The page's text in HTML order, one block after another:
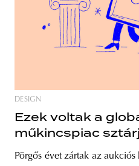
DESIGN
Ezek voltak a
műkincspiac
Pörgős évet zártak az